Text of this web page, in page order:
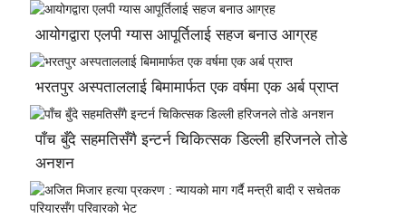
आयोगद्वारा एलपी ग्यास आपूर्तिलाई सहज बनाउ आग्रह
भरतपुर अस्पताललाई बिमामार्फत एक वर्षमा एक अर्ब प्राप्त
पाँच बुँदे सहमतिसँगै इन्टर्न चिकित्सक डिल्ली हरिजनले तोडे
अनशन